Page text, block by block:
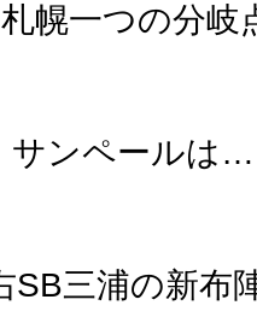
幌一つの分岐
サンペールは…
SB三浦の新布